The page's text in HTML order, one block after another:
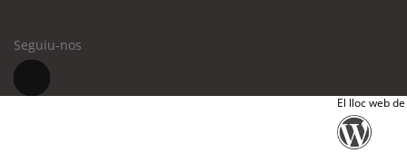
Seguiu-nos
El lloc web